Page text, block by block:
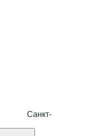
Санкт-